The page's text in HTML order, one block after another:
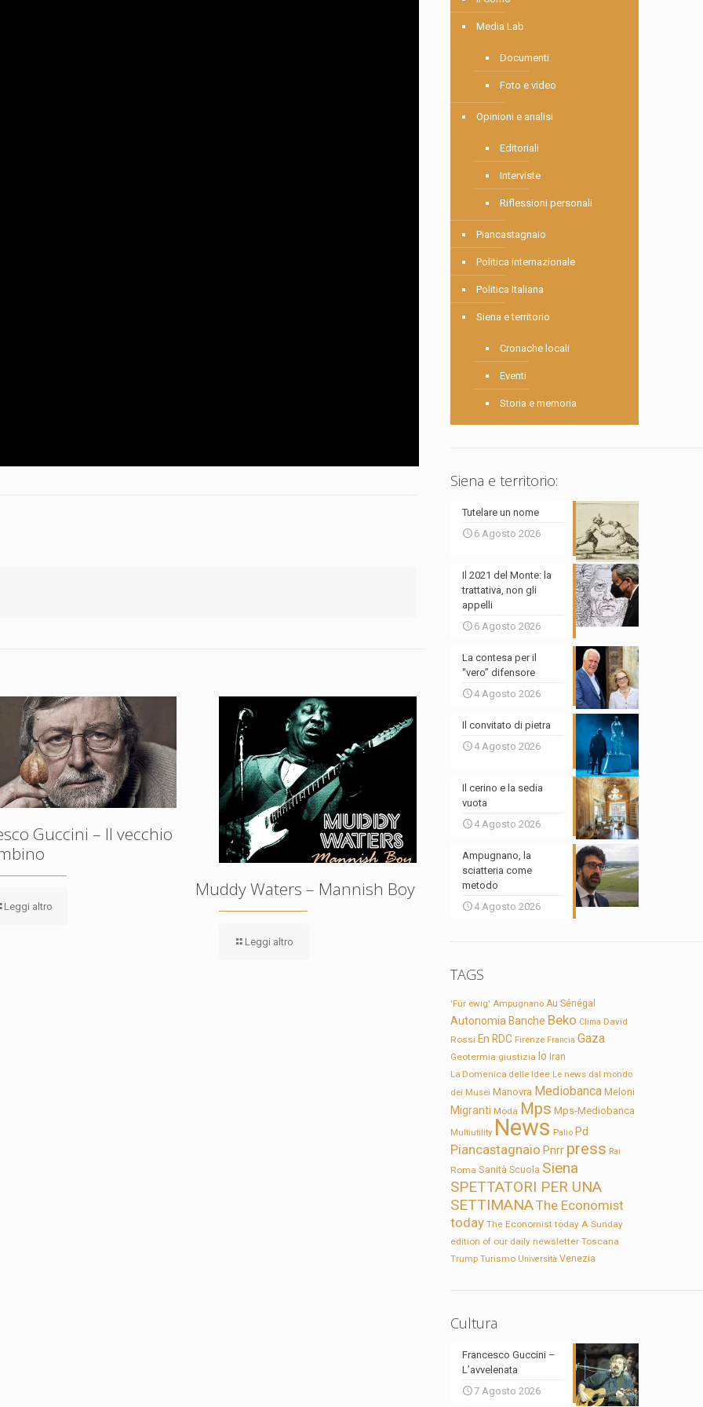
Guccini – Il vecchio
Leggi altro
Muddy Waters – Mannish Boy
Leggi altro
Media Lab
Documenti
Foto e video
Opinioni e analisi
Editoriali
Interviste
Riflessioni personali
Piancastagnaio
Politica internazionale
Politica Italiana
Siena e territorio
Cronache locali
Eventi
Storia e memoria
Siena e territorio:
Tutelare un nome
6 Agosto 2026
Il 2021 del Monte: la
trattativa, non gli
appelli
6 Agosto 2026
La contesa per il
“vero” difensore
4 Agosto 2026
Il convitato di pietra
4 Agosto 2026
Il cerino e la sedia
vuota
4 Agosto 2026
Ampugnano, la
sciatteria come
metodo
4 Agosto 2026
TAGS
'Für ewig' Ampugnano Au Sénégal
Autonomia Banche Beko Clima David
Rossi En RDC Firenze Francia Gaza
Geotermia giustizia Io Iran
La Domenica delle Idee Le news dal mondo
dei Musei Manovra Mediobanca Meloni
Migranti Moda Mps Mps-Mediobanca
Multiutility News Palio Pd
Piancastagnaio Pnrr press Rai
Roma Sanità Scuola Siena
SPETTATORI PER UNA
SETTIMANAThe Economist
today The Economist today A Sunday
edition of our daily newsletter Toscana
Trump Turismo Università Venezia
Cultura
Francesco Guccini –
L’avvelenata
7 Agosto 2026